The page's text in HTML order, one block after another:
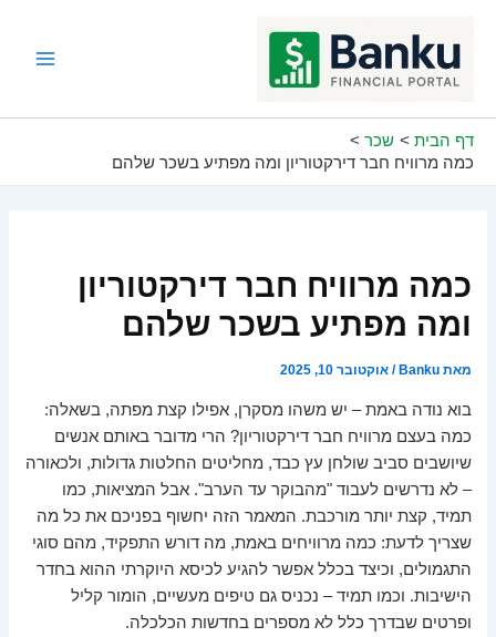
דף הבית
שכר
כמה מרוויח חבר דירקטוריון ומה מפתיע בשכר שלהם
כמה מרוויח חבר דירקטוריון
ומה מפתיע בשכר שלהם
מאתBanku
/אוקטובר 10, 2025
בוא נודה באמת – יש משהו מסקרן, אפילו קצת מפתה, בשאלה:
כמה בעצם מרוויח חבר דירקטוריון? הרי מדובר באותם אנשים
שיושבים סביב שולחן עץ כבד, מחליטים החלטות גדולות, ולכאורה
– לא נדרשים לעבוד "מהבוקר עד הערב". אבל המציאות, כמו
תמיד, קצת יותר מורכבת. המאמר הזה יחשוף בפניכם את כל מה
שצריך לדעת: כמה מרוויחים באמת, מה דורש התפקיד, מהם סוגי
התגמולים, וכיצד בכלל אפשר להגיע לכיסא היוקרתי ההוא בחדר
הישיבות. וכמו תמיד – נכניס גם טיפים מעשיים, הומור קליל
ופרטים שבדרך כלל לא מספרים בחדשות הכלכלה.